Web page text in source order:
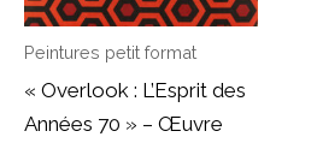
Peintures petit format
« Overlook : L’Esprit des
Années 70 » – Œuvre